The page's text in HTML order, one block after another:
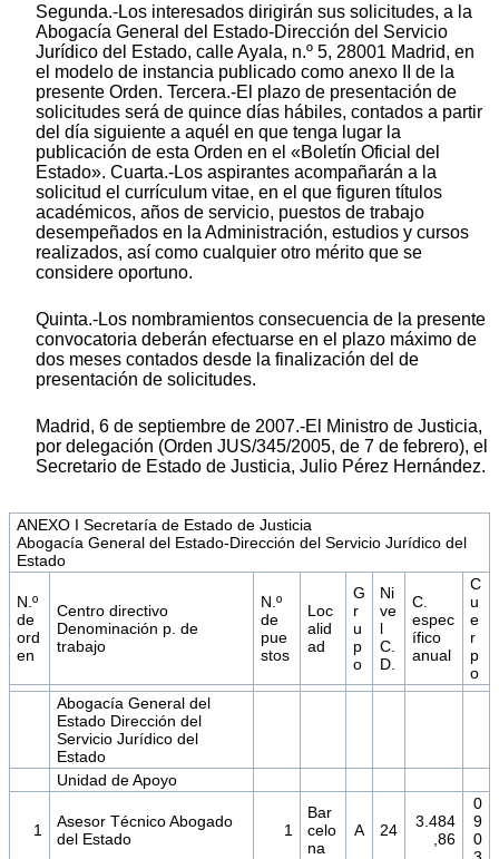
Segunda.-Los interesados dirigirán sus solicitudes, a la
Abogacía General del Estado-Dirección del Servicio
Jurídico del Estado, calle Ayala, n.º 5, 28001 Madrid, en
el modelo de instancia publicado como anexo II de la
presente Orden. Tercera.-El plazo de presentación de
solicitudes será de quince días hábiles, contados a partir
del día siguiente a aquél en que tenga lugar la
publicación de esta Orden en el «Boletín Oficial del
Estado». Cuarta.-Los aspirantes acompañarán a la
solicitud el currículum vitae, en el que figuren títulos
académicos, años de servicio, puestos de trabajo
desempeñados en la Administración, estudios y cursos
realizados, así como cualquier otro mérito que se
considere oportuno.
Quinta.-Los nombramientos consecuencia de la presente
convocatoria deberán efectuarse en el plazo máximo de
dos meses contados desde la finalización del de
presentación de solicitudes.
Madrid, 6 de septiembre de 2007.-El Ministro de Justicia,
por delegación (Orden JUS/345/2005, de 7 de febrero), el
Secretario de Estado de Justicia, Julio Pérez Hernández.
ANEXO I Secretaría de Estado de Justicia
Abogacía General del Estado-Dirección del Servicio Jurídico del
Estado
N.º
de
ord
en
Centro directivo
Denominación p. de
trabajo
N.º
de
pue
stos
Loc
alid
ad
G
r
u
p
o
Ni
ve
l
C.
D.
C.
espec
ífico
anual
C
u
e
r
p
o
Abogacía General del
Estado Dirección del
Servicio Jurídico del
Estado
Unidad de Apoyo
1
Asesor Técnico Abogado
del Estado
1
Bar
celo
na
A 24
3.484
,86
0
9
0